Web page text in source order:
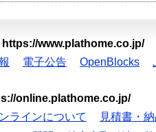
https://www.plathome.co.jp/
電子公告 OpenBlocks
online.plathome.co.jp/
ラインについて
見積書・